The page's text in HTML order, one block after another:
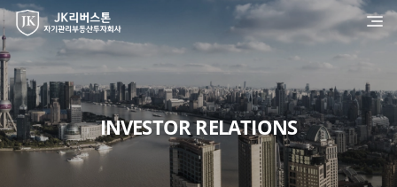
INVESTOR RELATIONS